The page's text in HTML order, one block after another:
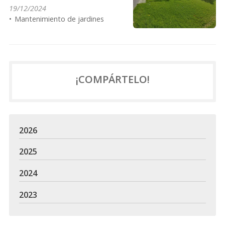
19/12/2024
Mantenimiento de jardines
¡COMPÁRTELO!
2026
2025
2024
2023